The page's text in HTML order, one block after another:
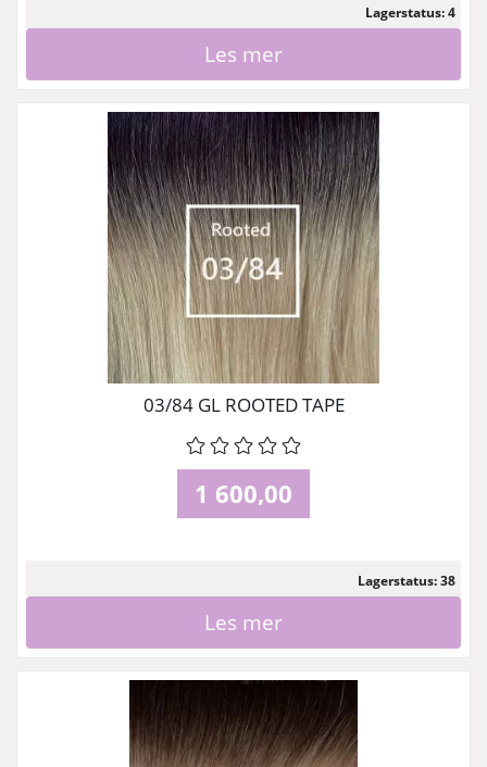
Lagerstatus: 4
Les mer
03/84 GL ROOTED TAPE
1 600,00
Lagerstatus: 38
Les mer